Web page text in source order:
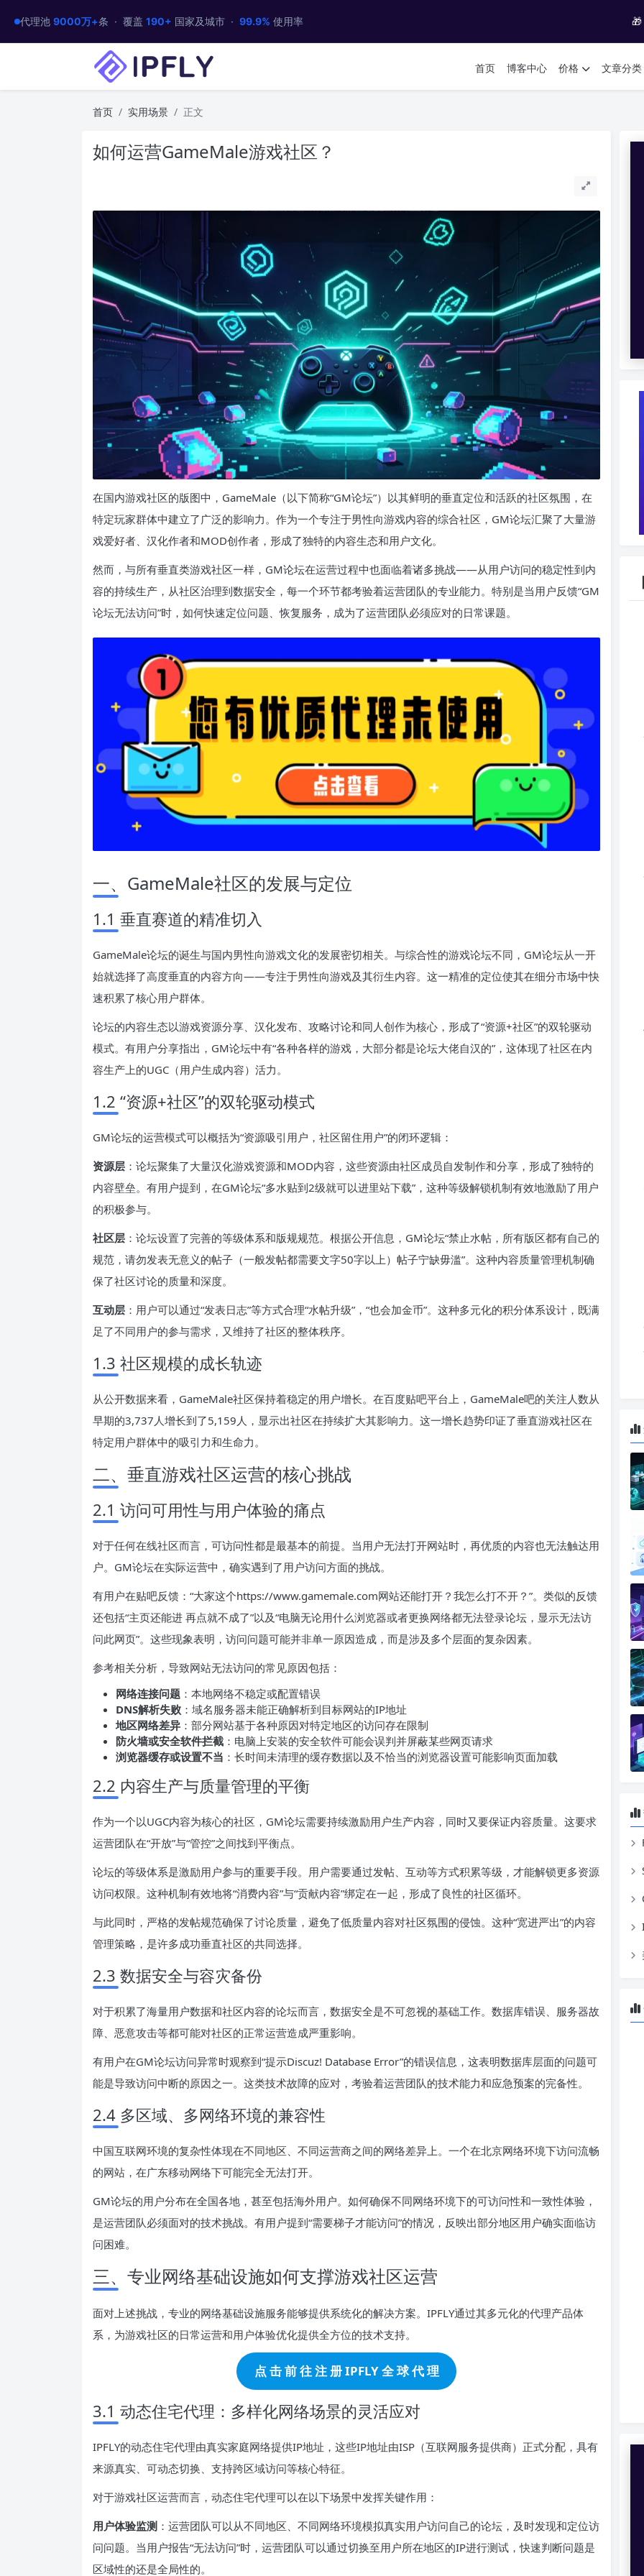
代理池 9000万+条 · 覆盖 190+ 国家及城市 · 99.9% 使用率 🎁
首页 博客中心 价格 文章分类
首页 实用场景 正文
如何运营GameMale游戏社区？
在国内游戏社区的版图中，GameMale（以下简称“GM论坛”）以其鲜明的垂直定位和活跃的社区氛围，在
特定玩家群体中建立了广泛的影响力。作为一个专注于男性向游戏内容的综合社区，GM论坛汇聚了大量游
戏爱好者、汉化作者和MOD创作者，形成了独特的内容生态和用户文化。
然而，与所有垂直类游戏社区一样，GM论坛在运营过程中也面临着诸多挑战——从用户访问的稳定性到内
容的持续生产，从社区治理到数据安全，每一个环节都考验着运营团队的专业能力。特别是当用户反馈“GM
论坛无法访问”时，如何快速定位问题、恢复服务，成为了运营团队必须应对的日常课题。
一、GameMale社区的发展与定位
1.1 垂直赛道的精准切入
GameMale论坛的诞生与国内男性向游戏文化的发展密切相关。与综合性的游戏论坛不同，GM论坛从一开
始就选择了高度垂直的内容方向——专注于男性向游戏及其衍生内容。这一精准的定位使其在细分市场中快
速积累了核心用户群体。
论坛的内容生态以游戏资源分享、汉化发布、攻略讨论和同人创作为核心，形成了“资源+社区”的双轮驱动
模式。有用户分享指出，GM论坛中有“各种各样的游戏，大部分都是论坛大佬自汉的”，这体现了社区在内
容生产上的UGC（用户生成内容）活力。
1.2 “资源+社区”的双轮驱动模式
GM论坛的运营模式可以概括为“资源吸引用户，社区留住用户”的闭环逻辑：
资源层 ：论坛聚集了大量汉化游戏资源和MOD内容，这些资源由社区成员自发制作和分享，形成了独特的
内容壁垒。有用户提到，在GM论坛“多水贴到2级就可以进里站下载”，这种等级解锁机制有效地激励了用户
的积极参与。
社区层 ：论坛设置了完善的等级体系和版规规范。根据公开信息，GM论坛“禁止水帖，所有版区都有自己的
规范，请勿发表无意义的帖子（一般发帖都需要文字50字以上）帖子宁缺毋滥”。这种内容质量管理机制确
保了社区讨论的质量和深度。
互动层 ：用户可以通过“发表日志”等方式合理“水帖升级”，“也会加金币”。这种多元化的积分体系设计，既满
足了不同用户的参与需求，又维持了社区的整体秩序。
1.3 社区规模的成长轨迹
从公开数据来看，GameMale社区保持着稳定的用户增长。在百度贴吧平台上，GameMale吧的关注人数从
早期的3,737人增长到了5,159人，显示出社区在持续扩大其影响力。这一增长趋势印证了垂直游戏社区在
特定用户群体中的吸引力和生命力。
二、垂直游戏社区运营的核心挑战
2.1 访问可用性与用户体验的痛点
对于任何在线社区而言，可访问性都是最基本的前提。当用户无法打开网站时，再优质的内容也无法触达用
户。GM论坛在实际运营中，确实遇到了用户访问方面的挑战。
有用户在贴吧反馈：“大家这个https://www.gamemale.com网站还能打开？我怎么打不开？”。类似的反馈
还包括“主页还能进 再点就不成了”以及“电脑无论用什么浏览器或者更换网络都无法登录论坛，显示无法访
问此网页”。这些现象表明，访问问题可能并非单一原因造成，而是涉及多个层面的复杂因素。
参考相关分析，导致网站无法访问的常见原因包括：
网络连接问题 ：本地网络不稳定或配置错误
DNS解析失败 ：域名服务器未能正确解析到目标网站的IP地址
地区网络差异 ：部分网站基于各种原因对特定地区的访问存在限制
防火墙或安全软件拦截 ：电脑上安装的安全软件可能会误判并屏蔽某些网页请求
浏览器缓存或设置不当 ：长时间未清理的缓存数据以及不恰当的浏览器设置可能影响页面加载
2.2 内容生产与质量管理的平衡
作为一个以UGC内容为核心的社区，GM论坛需要持续激励用户生产内容，同时又要保证内容质量。这要求
运营团队在“开放”与“管控”之间找到平衡点。
论坛的等级体系是激励用户参与的重要手段。用户需要通过发帖、互动等方式积累等级，才能解锁更多资源
访问权限。这种机制有效地将“消费内容”与“贡献内容”绑定在一起，形成了良性的社区循环。
与此同时，严格的发帖规范确保了讨论质量，避免了低质量内容对社区氛围的侵蚀。这种“宽进严出”的内容
管理策略，是许多成功垂直社区的共同选择。
2.3 数据安全与容灾备份
对于积累了海量用户数据和社区内容的论坛而言，数据安全是不可忽视的基础工作。数据库错误、服务器故
障、恶意攻击等都可能对社区的正常运营造成严重影响。
有用户在GM论坛访问异常时观察到“提示Discuz! Database Error”的错误信息，这表明数据库层面的问题可
能是导致访问中断的原因之一。这类技术故障的应对，考验着运营团队的技术能力和应急预案的完备性。
2.4 多区域、多网络环境的兼容性
中国互联网环境的复杂性体现在不同地区、不同运营商之间的网络差异上。一个在北京网络环境下访问流畅
的网站，在广东移动网络下可能完全无法打开。
GM论坛的用户分布在全国各地，甚至包括海外用户。如何确保不同网络环境下的可访问性和一致性体验，
是运营团队必须面对的技术挑战。有用户提到“需要梯子才能访问”的情况，反映出部分地区用户确实面临访
问困难。
三、专业网络基础设施如何支撑游戏社区运营
面对上述挑战，专业的网络基础设施服务能够提供系统化的解决方案。IPFLY通过其多元化的代理产品体
系，为游戏社区的日常运营和用户体验优化提供全方位的技术支持。
点 击 前 往 注 册 IPFLY 全 球 代 理
3.1 动态住宅代理：多样化网络场景的灵活应对
IPFLY的动态住宅代理由真实家庭网络提供IP地址，这些IP地址由ISP（互联网服务提供商）正式分配，具有
来源真实、可动态切换、支持跨区域访问等核心特征。
对于游戏社区运营而言，动态住宅代理可以在以下场景中发挥关键作用：
用户体验监测 ：运营团队可以从不同地区、不同网络环境模拟真实用户访问自己的论坛，及时发现和定位访
问问题。当用户报告“无法访问”时，运营团队可以通过切换至用户所在地区的IP进行测试，快速判断问题是
区域性的还是全局性的。